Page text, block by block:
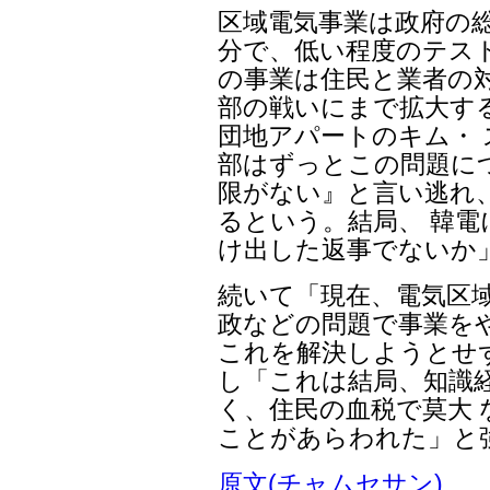
区域電気事業は政府の
分で、低い程度のテス
の事業は住民と業者の
部の戦いにまで拡大す
団地アパートのキム・
部はずっとこの問題に
限がない』と言い逃れ
るという。結局、 韓
け出した返事でないか
続いて「現在、電気区
政などの問題で事業を
これを解決しようとせ
し「これは結局、知識
く、住民の血税で莫大
ことがあらわれた」と
原文(チャムセサン)